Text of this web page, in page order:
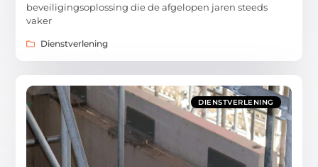
beveiligingsoplossing die de afgelopen jaren steeds
vaker
Dienstverlening
DIENSTVERLENING